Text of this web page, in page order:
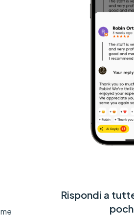
Rispondi a